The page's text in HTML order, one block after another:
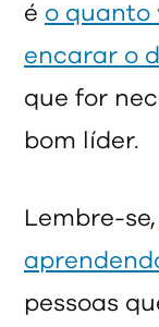
é o quanto
encarar o
que for
bom líder.
Lembre-se,
pessoas